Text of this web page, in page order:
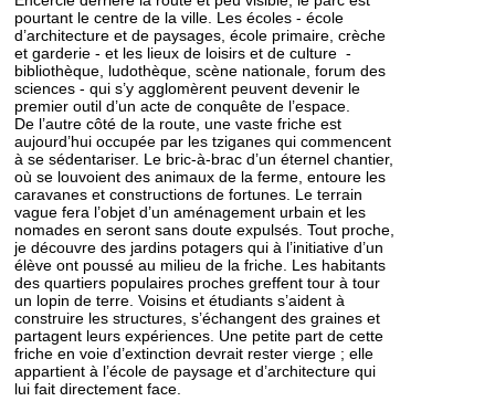
pourtant le centre de la ville. Les écoles - école
d’architecture et de paysages, école primaire, crèche
et garderie - et les lieux de loisirs et de culture -
bibliothèque, ludothèque, scène nationale, forum des
sciences - qui s’y agglomèrent peuvent devenir le
premier outil d’un acte de conquête de l’espace.
De l’autre côté de la route, une vaste friche est
aujourd’hui occupée par les tziganes qui commencent
à se sédentariser. Le bric-à-brac d’un éternel chantier,
où se louvoient des animaux de la ferme, entoure les
caravanes et constructions de fortunes. Le terrain
vague fera l’objet d’un aménagement urbain et les
nomades en seront sans doute expulsés. Tout proche,
je découvre des jardins potagers qui à l’initiative d’un
élève ont poussé au milieu de la friche. Les habitants
des quartiers populaires proches greffent tour à tour
un lopin de terre. Voisins et étudiants s’aident à
construire les structures, s’échangent des graines et
partagent leurs expériences. Une petite part de cette
friche en voie d’extinction devrait rester vierge ; elle
appartient à l’école de paysage et d’architecture qui
lui fait directement face.